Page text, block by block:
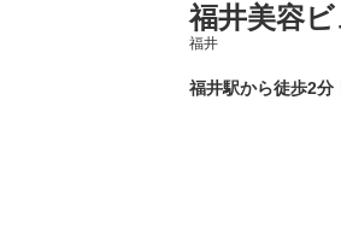
福井美容
福井
福井駅から徒歩2分